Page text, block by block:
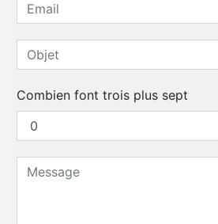
Combien font trois plus sept